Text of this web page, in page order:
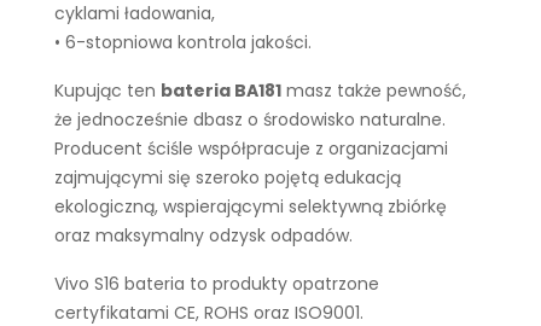
cyklami ładowania,
• 6-stopniowa kontrola jakości.
Kupując ten bateria BA181 masz także pewność,
że jednocześnie dbasz o środowisko naturalne.
Producent ściśle współpracuje z organizacjami
zajmującymi się szeroko pojętą edukacją
ekologiczną, wspierającymi selektywną zbiórkę
oraz maksymalny odzysk odpadów.
Vivo S16 bateria to produkty opatrzone
certyfikatami CE, ROHS oraz ISO9001.